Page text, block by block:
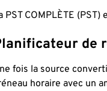
PST COMPLÈTE (PST)
de
fois la source
horaire avec un